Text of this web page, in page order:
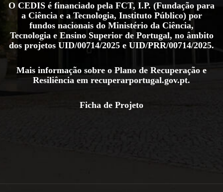
O CEDIS é financiado pela FCT, I.P. (Fundação para
a Ciência e a Tecnologia, Instituto Público) por
fundos nacionais do Ministério da Ciência,
Tecnologia e Ensino Superior de Portugal, no âmbito
dos projetos UID/00714/2025 e UID/PRR/00714/2025.
Mais informação sobre o Plano de Recuperação e
Resiliência em recuperarportugal.gov.pt.
Ficha de Projeto